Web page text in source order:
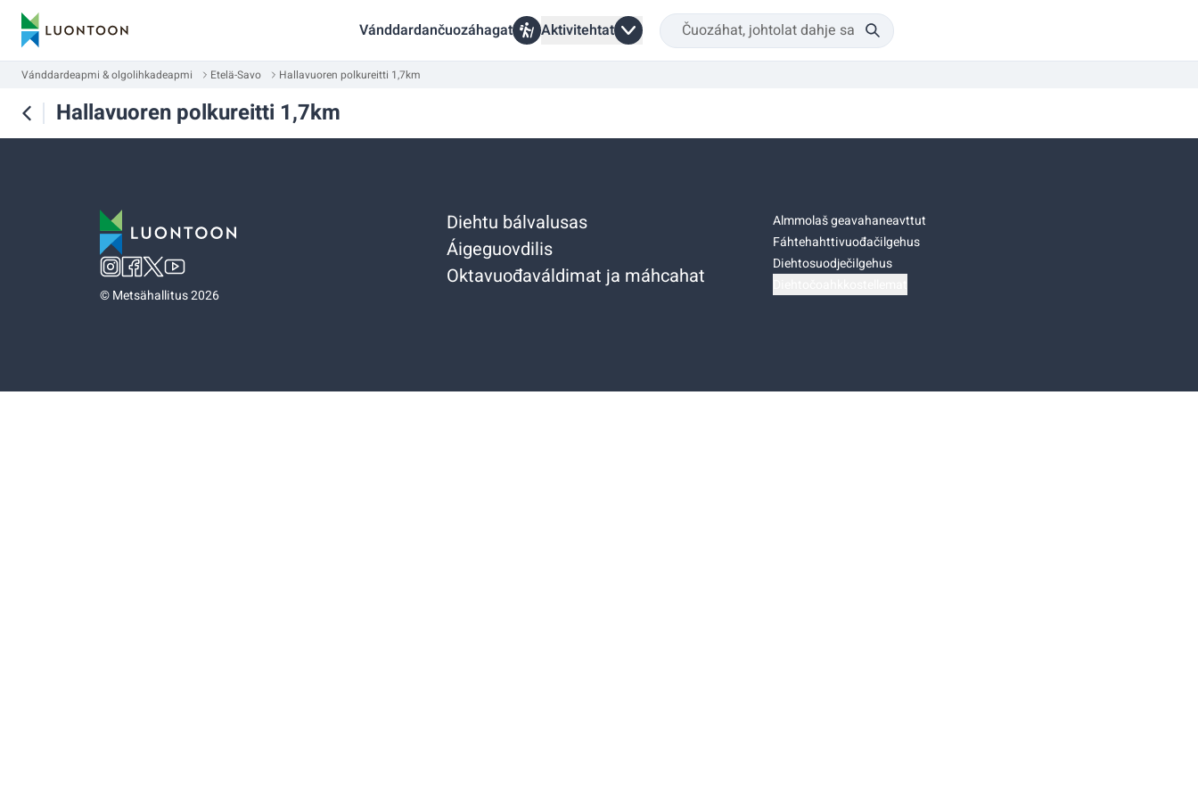
Vánddardančuozáhagat Aktivitehtat
Vánddardeapmi & olgolihkadeapmi Etelä-Savo Hallavuoren polkureitti 1,7km
Hallavuoren polkureitti 1,7km
©Metsähallitus 2026
Diehtu bálvalusas
Áigeguovdilis
Oktavuođaváldimat ja máhcahat
Almmolaš geavahaneavttut
Fáhtehahttivuođačilgehus
Diehtosuodječilgehus